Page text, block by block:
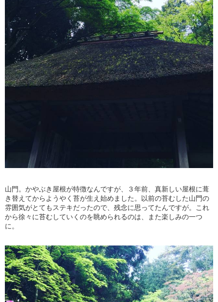
山門。かやぶき屋根が特徴なんですが、３年前、真新しい屋根に葺
き替えてからようやく苔が生え始めました。以前の苔むした山門の
雰囲気がとてもステキだったので、残念に思ってたんですが。これ
から徐々に苔むしていくのを眺められるのは、また楽しみの一つ
に。